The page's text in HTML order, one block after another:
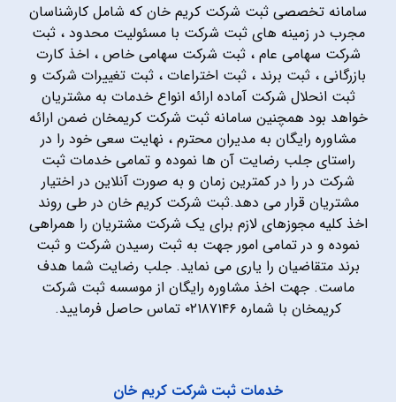
سامانه تخصصی ثبت شرکت کریم خان که شامل کارشناسان
مجرب در زمینه های ثبت شرکت با مسئولیت محدود ، ثبت
شرکت سهامی عام ، ثبت شرکت سهامی خاص ، اخذ کارت
بازرگانی ، ثبت برند ، ثبت اختراعات ، ثبت تغییرات شرکت و
ثبت انحلال شرکت آماده ارائه انواع خدمات به مشتریان
خواهد بود همچنین سامانه ثبت شرکت کریمخان ضمن ارائه
مشاوره رایگان به مدیران محترم ، نهایت سعی خود را در
راستای جلب رضایت آن ها نموده و تمامی خدمات ثبت
شرکت در را در کمترین زمان و به صورت آنلاین در اختیار
مشتریان قرار می دهد.ثبت شرکت کریم خان در طی روند
اخذ کلیه مجوزهای لازم برای یک شرکت مشتریان را همراهی
نموده و در تمامی امور جهت به ثبت رسیدن شرکت و ثبت
برند متقاضیان را یاری می نماید. جلب رضایت شما هدف
ماست. جهت اخذ مشاوره رایگان از موسسه ثبت شرکت
کریمخان با شماره ۰۲۱۸۷۱۴۶ تماس حاصل فرمایید.
خدمات ثبت شرکت کریم خان